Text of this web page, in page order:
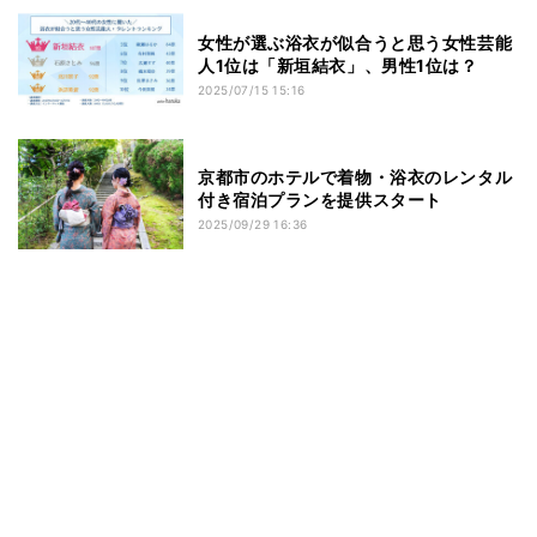
女性が選ぶ浴衣が似合うと思う女性芸能
人1位は「新垣結衣」、男性1位は？
2025/07/15 15:16
京都市のホテルで着物・浴衣のレンタル
付き宿泊プランを提供スタート
2025/09/29 16:36